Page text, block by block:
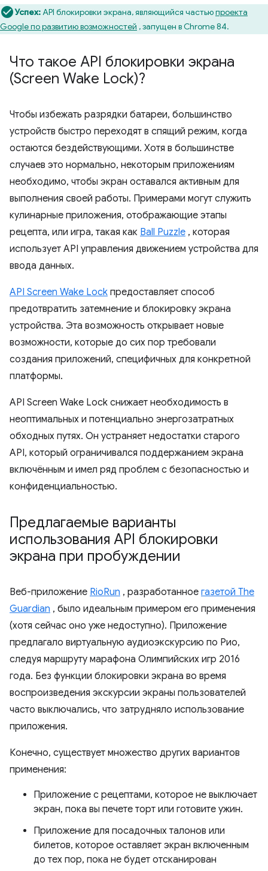
Успех:API блокировки экрана, являющийся частьюпроекта
Google по развитию возможностей , запущен в Chrome 84.
Что такое API блокировки экрана
(Screen Wake Lock)?
Чтобы избежать разрядки батареи, большинство
устройств быстро переходят в спящий режим, когда
остаются бездействующими. Хотя в большинстве
случаев это нормально, некоторым приложениям
необходимо, чтобы экран оставался активным для
выполнения своей работы. Примерами могут служить
кулинарные приложения, отображающие этапы
рецепта, или игра, такая как Ball Puzzle , которая
использует API управления движением устройства для
ввода данных.
API Screen Wake Lock предоставляет способ
предотвратить затемнение и блокировку экрана
устройства. Эта возможность открывает новые
возможности, которые до сих пор требовали
создания приложений, специфичных для конкретной
платформы.
API Screen Wake Lock снижает необходимость в
неоптимальных и потенциально энергозатратных
обходных путях. Он устраняет недостатки старого
API, который ограничивался поддержанием экрана
включённым и имел ряд проблем с безопасностью и
конфиденциальностью.
Предлагаемые варианты
использования API блокировки
экрана при пробуждении
Веб-приложение RioRun , разработанное газетой The
Guardian , было идеальным примером его применения
(хотя сейчас оно уже недоступно). Приложение
предлагало виртуальную аудиоэкскурсию по Рио,
следуя маршруту марафона Олимпийских игр 2016
года. Без функции блокировки экрана во время
воспроизведения экскурсии экраны пользователей
часто выключались, что затрудняло использование
приложения.
Конечно, существует множество других вариантов
применения:
Приложение с рецептами, которое не выключает
экран, пока вы печете торт или готовите ужин.
Приложение для посадочных талонов или
билетов, которое оставляет экран включенным
до тех пор, пока не будет отсканирован